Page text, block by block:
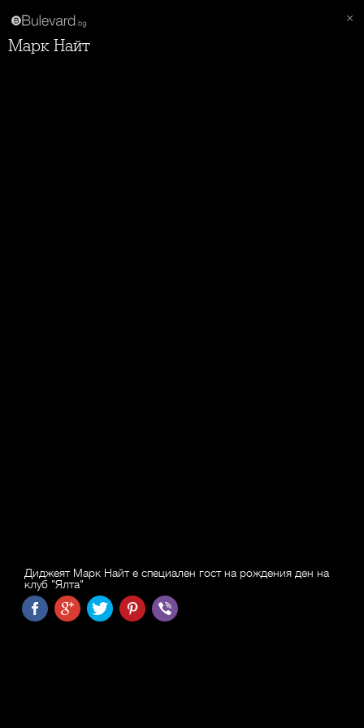
Марк Найт
Диджеят Марк Найт е специален гост на рождения ден на
клуб "Ялта"